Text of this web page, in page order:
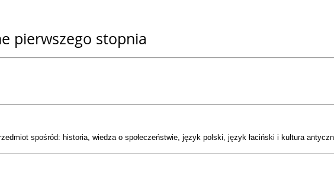
pierwszego stopnia
spośród: historia, wiedza o społeczeństwie, język polski, język łaciński i kultura